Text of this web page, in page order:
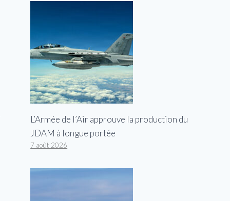
L’Armée de l’Air approuve la production du
JDAM à longue portée
7 août 2026